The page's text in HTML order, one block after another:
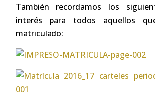
También recordamos los
interés para todos aquellos
matriculado: